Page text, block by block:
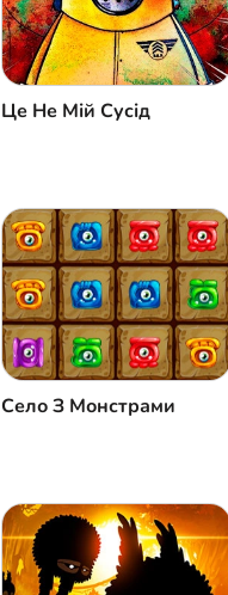
Це Не Мій Сусід
Село З Монстрами